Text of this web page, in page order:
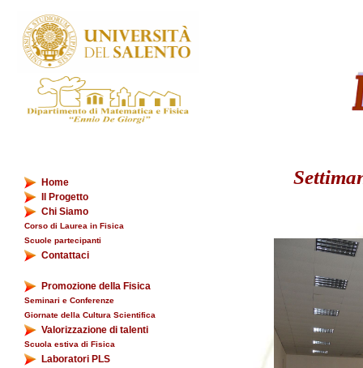
Home
Il Progetto
Chi Siamo
Corso di Laurea in Fisica
Scuole partecipanti
Contattaci
Promozione della Fisica
Seminari e Conferenze
Giornate della Cultura Scientifica
Valorizzazione di talenti
Scuola estiva di Fisica
Laboratori PLS